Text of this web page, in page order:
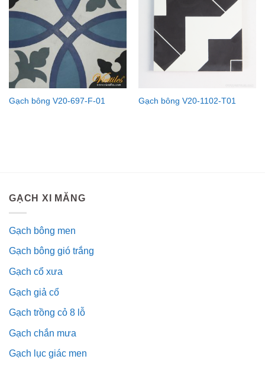
Gạch bông V20-697-F-01 Gạch bông V20-1102-T01
GẠCH XI MĂNG
Gạch bông men
Gạch bông gió trắng
Gạch cổ xưa
Gạch giả cổ
Gạch trồng cỏ 8 lỗ
Gạch chắn mưa
Gạch lục giác men